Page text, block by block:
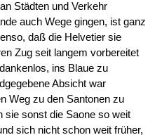
Städten und Verkehr
auch Wege gingen, ist ganz
daß die Helvetier sie
Zug seit langem vorbereitet
ins Blaue zu
Absicht war
Weg zu den Santonen zu
sie sonst die Saone so weit
sich nicht schon weit früher,